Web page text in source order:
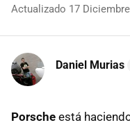
Actualizado 17
Daniel Murias
Porsche está